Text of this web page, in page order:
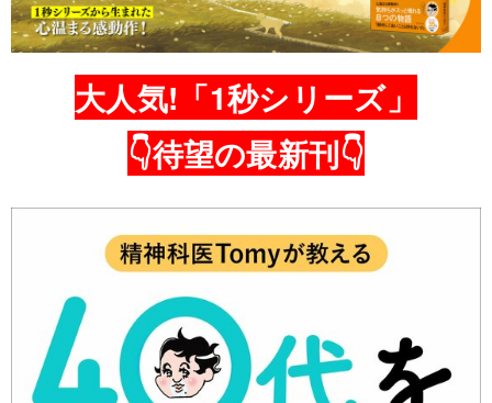
大人気!「1秒シリーズ」
👇待望の最新刊👇